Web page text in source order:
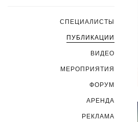
CПЕЦИАЛИСТЫ
ПУБЛИКАЦИИ
ВИДЕО
МЕРОПРИЯТИЯ
ФОРУМ
АРЕНДА
РЕКЛАМА